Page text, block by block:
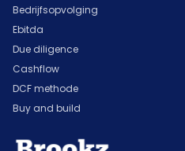
Bedrijfsopvolging
Ebitda
Due diligence
Cashflow
DCF methode
Buy and build